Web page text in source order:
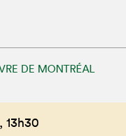
DE MONTRÉAL
13h30